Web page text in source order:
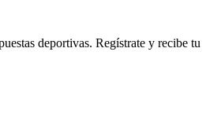
deportivas. Regístrate y recibe tu